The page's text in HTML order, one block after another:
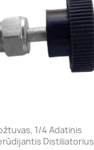
peržiūra
1/4 Adatinis
Distiliatorius